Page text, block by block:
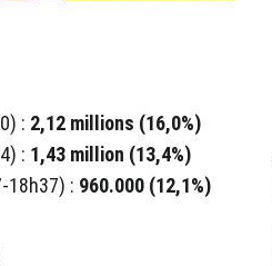
: 2,12 millions (16,0%)
: 1,43 million (13,4%)
18h37) : 960.000 (12,1%)